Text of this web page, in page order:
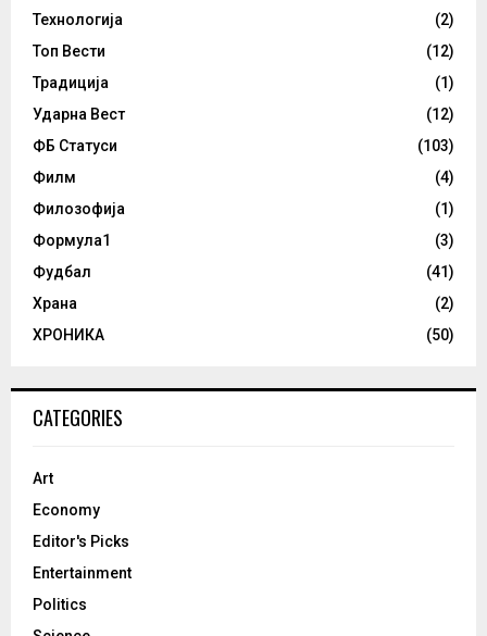
Технологија
(2)
Топ Вести
(12)
Традиција
(1)
Ударна Вест
(12)
ФБ Статуси
(103)
Филм
(4)
Филозофија
(1)
Формула1
(3)
Фудбал
(41)
Храна
(2)
ХРОНИКА
(50)
CATEGORIES
Art
Economy
Editor's Picks
Entertainment
Politics